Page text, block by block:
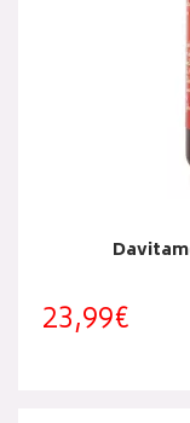
23,99€